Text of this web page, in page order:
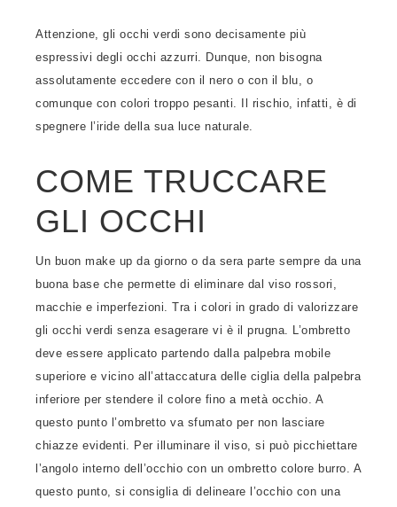
Attenzione, gli occhi verdi sono decisamente più
espressivi degli occhi azzurri. Dunque, non bisogna
assolutamente eccedere con il nero o con il blu, o
comunque con colori troppo pesanti. Il rischio, infatti, è di
spegnere l’iride della sua luce naturale.
COME TRUCCARE
GLI OCCHI
Un buon make up da giorno o da sera parte sempre da una
buona base che permette di eliminare dal viso rossori,
macchie e imperfezioni. Tra i colori in grado di valorizzare
gli occhi verdi senza esagerare vi è il prugna. L’ombretto
deve essere applicato partendo dalla palpebra mobile
superiore e vicino all’attaccatura delle ciglia della palpebra
inferiore per stendere il colore fino a metà occhio. A
questo punto l’ombretto va sfumato per non lasciare
chiazze evidenti. Per illuminare il viso, si può picchiettare
l’angolo interno dell’occhio con un ombretto colore burro. A
questo punto, si consiglia di delineare l’occhio con una